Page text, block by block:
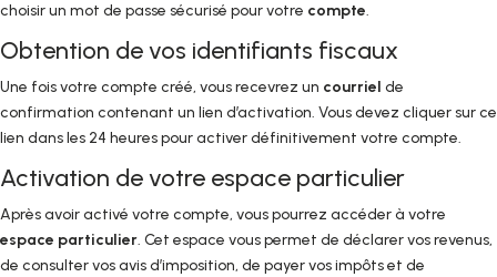
choisir un mot de passe sécurisé pour votre compte.
Obtention de vos identifiants fiscaux
Une fois votre compte créé, vous recevrez un courriel de
confirmation contenant un lien d’activation. Vous devez cliquer sur ce
lien dans les 24 heures pour activer définitivement votre compte.
Activation de votre espace particulier
Après avoir activé votre compte, vous pourrez accéder à votre
espace particulier. Cet espace vous permet de déclarer vos revenus,
de consulter vos avis d’imposition, de payer vos impôts et de